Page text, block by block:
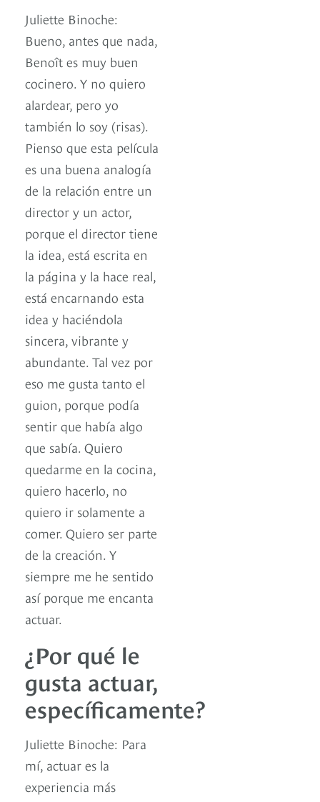
Juliette Binoche:
Bueno, antes que nada,
Benoît es muy buen
cocinero. Y no quiero
alardear, pero yo
también lo soy (risas).
Pienso que esta película
es una buena analogía
de la relación entre un
director y un actor,
porque el director tiene
la idea, está escrita en
la página y la hace real,
está encarnando esta
idea y haciéndola
sincera, vibrante y
abundante. Tal vez por
eso me gusta tanto el
guion, porque podía
sentir que había algo
que sabía. Quiero
quedarme en la cocina,
quiero hacerlo, no
quiero ir solamente a
comer. Quiero ser parte
de la creación. Y
siempre me he sentido
así porque me encanta
actuar.
¿Por qué le
gusta actuar,
específicamente?
Juliette Binoche: Para
mí, actuar es la
experiencia más